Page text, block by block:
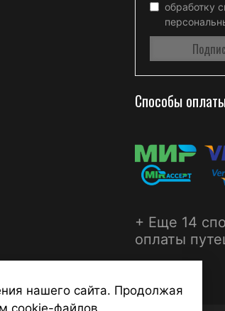
обработку
Способы
+ Еще 14
оплаты
нашего сайта. Продолжая
cookie-файлов.